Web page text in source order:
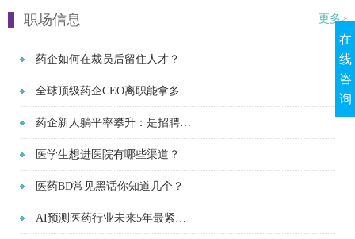
职场信息 更多>
药企如何在裁员后留住人才？
医学生想进医院有哪些渠道？
医药BD常见黑话你知道几个？
在
线
咨
询